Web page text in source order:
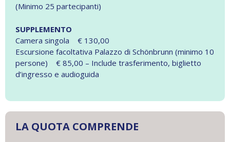
(Minimo 25 partecipanti)
SUPPLEMENTO
Camera singola € 130,00
Escursione facoltativa Palazzo di Schönbrunn (minimo 10
persone) € 85,00 – Include trasferimento, biglietto
d’ingresso e audioguida
LA QUOTA COMPRENDE